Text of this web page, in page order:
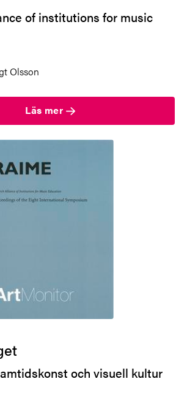
of institutions for music
Olsson
Läs mer
och visuell kultur